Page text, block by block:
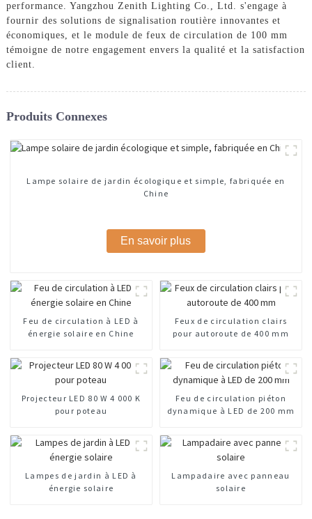
performance. Yangzhou Zenith Lighting Co., Ltd. s'engage à
fournir des solutions de signalisation routière innovantes et
économiques, et le module de feux de circulation de 100 mm
témoigne de notre engagement envers la qualité et la satisfaction
client.
Produits Connexes
Lampe solaire de jardin écologique et simple, fabriquée en
Chine
En savoir plus
Feu de circulation à LED à
énergie solaire en Chine
Feux de circulation clairs
pour autoroute de 400 mm
Projecteur LED 80 W 4 000 K
pour poteau
Feu de circulation piéton
dynamique à LED de 200 mm
Lampes de jardin à LED à
énergie solaire
Lampadaire avec panneau
solaire